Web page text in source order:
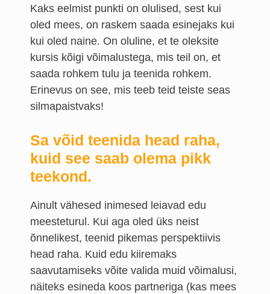
Kaks eelmist punkti on olulised, sest kui
oled mees, on raskem saada esinejaks kui
kui oled naine. On oluline, et te oleksite
kursis kõigi võimalustega, mis teil on, et
saada rohkem tulu ja teenida rohkem.
Erinevus on see, mis teeb teid teiste seas
silmapaistvaks!
Sa võid teenida head raha,
kuid see saab olema pikk
teekond.
Ainult vähesed inimesed leiavad edu
meesteturul. Kui aga oled üks neist
õnnelikest, teenid pikemas perspektiivis
head raha. Kuid edu kiiremaks
saavutamiseks võite valida muid võimalusi,
näiteks esineda koos partneriga (kas mees